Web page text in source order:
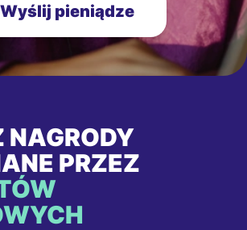
Wyślij pieniądze
NAGRODY
PRZEZ